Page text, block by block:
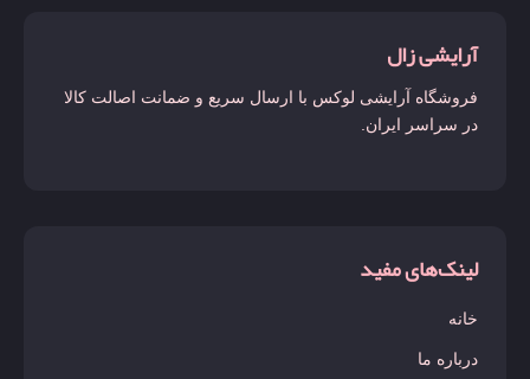
آرایشی زال
فروشگاه آرایشی لوکس با ارسال سریع و ضمانت اصالت کالا
در سراسر ایران.
لینک‌های مفید
خانه
درباره ما